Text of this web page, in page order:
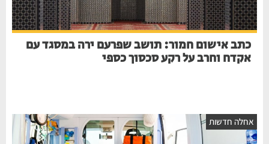
כתב אישום חמור: תושב שפרעם ירה במסגד עם
אקדח וחרב על רקע סכסוך כספי
אחלה חדשות